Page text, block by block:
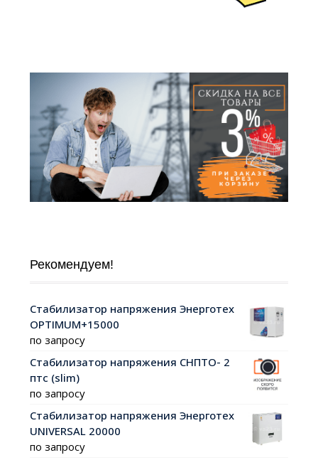
Рекомендуем!
Стабилизатор напряжения Энерготех
OPTIMUM+15000
по запросу
Стабилизатор напряжения СНПТО- 2
птс (slim)
по запросу
Стабилизатор напряжения Энерготех
UNIVERSAL 20000
по запросу